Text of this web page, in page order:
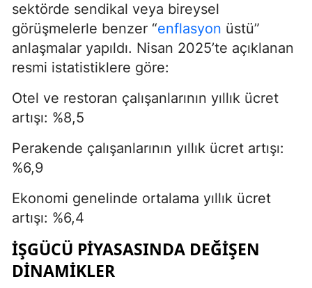
sektörde sendikal veya bireysel
görüşmelerle benzer “enflasyon üstü”
anlaşmalar yapıldı. Nisan 2025’te açıklanan
resmi istatistiklere göre:
Otel ve restoran çalışanlarının yıllık ücret
artışı: %8,5
Perakende çalışanlarının yıllık ücret artışı:
%6,9
Ekonomi genelinde ortalama yıllık ücret
artışı: %6,4
İŞGÜCÜ PIYASASINDA DEĞIŞEN
DINAMIKLER